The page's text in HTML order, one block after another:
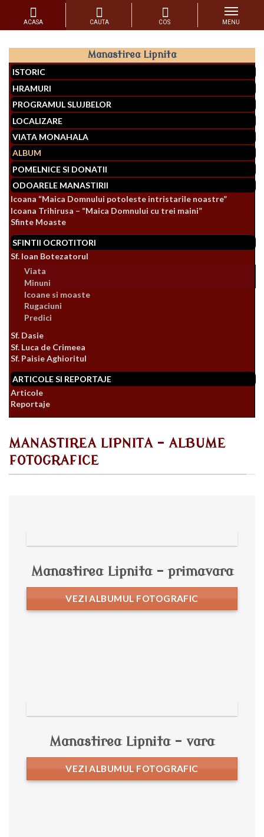
content
MANASTIREA LIPNITA - ALBUME
FOTOGRAFICE
Manastirea Lipnita – primavara
VEZI ALBUMUL FOTOGRAFIC
Manastirea Lipnita – vara
VEZI ALBUMUL FOTOGRAFIC
Manastirea Lipnita
ISTORIC
HRAMURI
PROGRAMUL SLUJBELOR
LOCALIZARE
VIATA MONAHALA
ALBUM
POMELNICE SI DONATII
ODOARELE MANASTIRII
Icoana “Maica Domnului potoleste intristarile noastre”
Icoana Trihirusa – “Maica Domnului cu trei maini”
Sfinte Moaste
SFINTII OCROTITORI
Sf. Ioan Botezatorul
Viata
Minuni
Icoane si moaste
Rugaciuni
Predici
Sf. Dasie
Sf. Luca de Crimeea
Sf. Paisie Aghioritul
ARTICOLE SI REPORTAJE
Articole
Reportaje